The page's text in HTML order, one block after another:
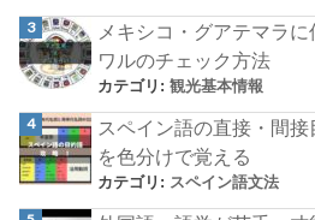
メキシコ・グアテマラ
ワルのチェック方法
カテゴリ:観光基本情報
スペイン語の直接・間
を色分けで覚える
カテゴリ: スペイン語文法